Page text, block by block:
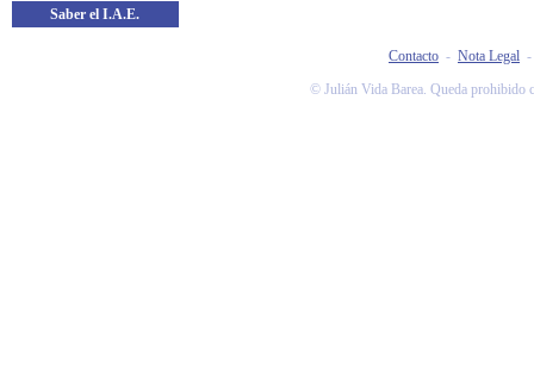
Saber el I.A.E.
Contacto - Nota Legal
© Julián Vida Barea. Queda prohibido